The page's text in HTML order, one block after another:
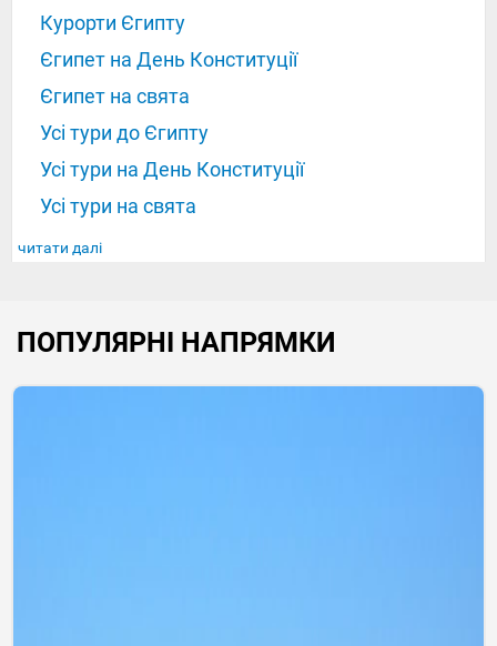
Курорти Єгипту
Єгипет на День Конституції
Єгипет на свята
Усі тури до Єгипту
Усі тури на День Конституції
Усі тури на свята
читати далі
ПОПУЛЯРНІ НАПРЯМКИ